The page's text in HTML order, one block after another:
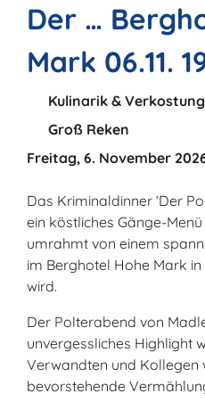
Der …
Mark 06.11.
Kulinarik & Verkostung
Groß Reken
Freitag, 6. November
Das Kriminaldinner ‘Der
ein köstliches Gänge-
umrahmt von einem
im Berghotel Hohe Mark
wird.
Der Polterabend von
unvergessliches Highlight
Verwandten und Kollegen
bevorstehende